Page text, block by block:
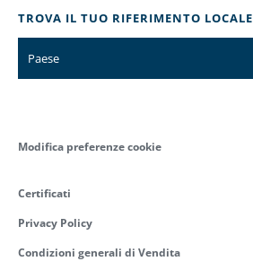
TROVA IL TUO RIFERIMENTO LOCALE
Paese
Modifica preferenze cookie
Certificati
Privacy Policy
Condizioni generali di Vendita